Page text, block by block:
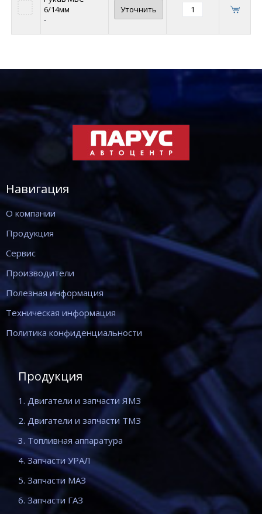
6/14мм
-
Уточнить
Навигация
О компании
Продукция
Сервис
Производители
Полезная информация
Техническая информация
Политика конфиденциальности
Продукция
1. Двигатели и запчасти ЯМЗ
2. Двигатели и запчасти ТМЗ
3. Топливная аппаратура
4. Запчасти УРАЛ
5. Запчасти МАЗ
6. Запчасти ГАЗ